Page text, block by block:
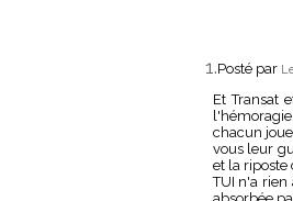
1.Posté par
Et Transat
chacun
vous leur
et la riposte
TUI n'a